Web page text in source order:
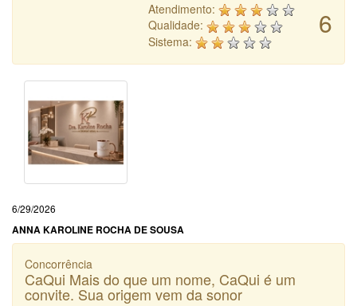
6
Atendimento:
Qualidade:
Sistema:
6/29/2026
ANNA KAROLINE ROCHA DE SOUSA
Concorrência
CaQui Mais do que um nome, CaQui é um
convite. Sua origem vem da sonor